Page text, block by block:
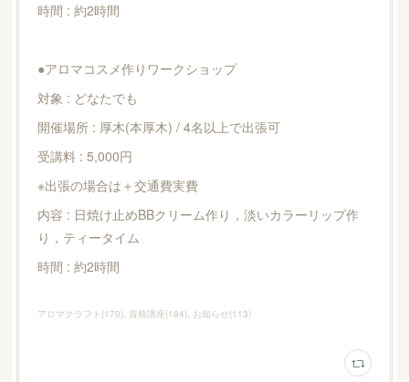
時間 : 約2時間
●アロマコスメ作りワークショップ
対象 : どなたでも
開催場所 : 厚木(本厚木) / 4名以上で出張可
受講料 : 5,000円
※出張の場合は＋交通費実費
内容 : 日焼け止めBBクリーム作り，淡いカラーリップ作
り，ティータイム
時間 : 約2時間
アロマクラフト (170) 資格講座(184) お知らせ(113)